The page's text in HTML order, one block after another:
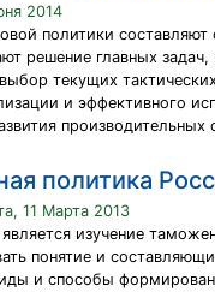
2014
политики составляют
решение главных
текущих
и эффективного
политика
11 Марта 2013
изучение
понятие и
и способы